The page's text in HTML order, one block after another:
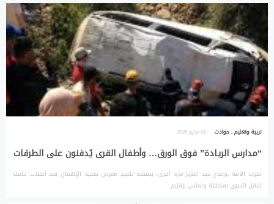
تربية وتعليم,حوادث 24 مايو 2026
“مدارس الريادة” فوق الورق… وأطفال القرى يُدفنون على الطرقات
صوت الامة :وضاح عبد العزيز مرة أخرى، يسقط تلميذ مغربي ضحية الإهمال بعد انقلاب حافلة
للنقل السري بمنطقة ولماس بإقليم